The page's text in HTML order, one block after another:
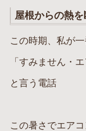
屋根からの熱
この時期、私が
「すみません・
と言う電話
この暑さでエア